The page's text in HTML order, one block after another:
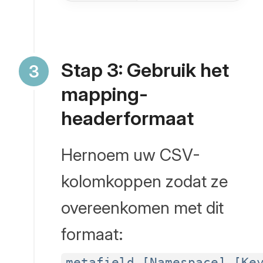
Aangepaste
worden
geëxtraheerd
als
kolommen.
Stap 3: Gebruik het
mapping-
headerformaat
Hernoem uw CSV-
kolomkoppen zodat ze
overeenkomen met dit
formaat: